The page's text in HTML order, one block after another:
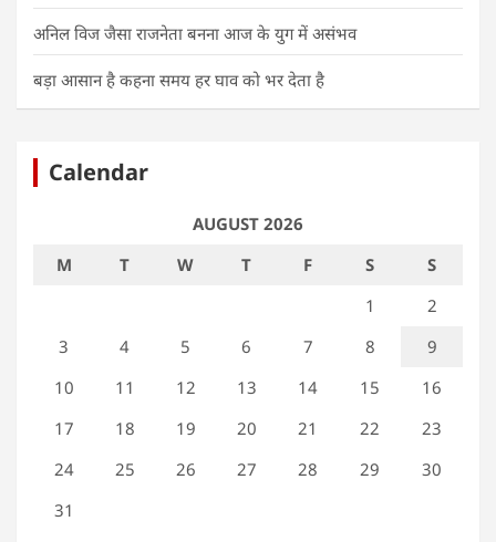
अनिल विज जैसा राजनेता बनना आज के युग में असंभव
बड़ा आसान है कहना समय हर घाव को भर देता है
Calendar
AUGUST 2026
M
T W T F S
S
1
2
3
4 5 6 7 8
9
10
11 12 13 14 15
16
17
18 19 20 21 22
23
24
25 26 27 28 29
30
31